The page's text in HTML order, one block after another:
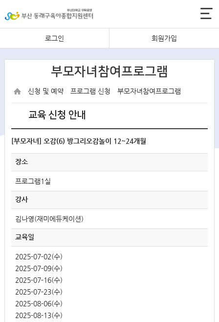
로그인 회원가입
부모자녀참여프로그램
신청 및 예약 프로그램 신청 부모자녀참여프로그램
교육 신청 안내
[부모자녀] 오감(6) 방그리오감놀이 12~24개월
장소
프로그램1실
강사
김나영(재미에듀케이션)
교육일
2025-07-02(수)
2025-07-09(수)
2025-07-16(수)
2025-07-23(수)
2025-08-06(수)
2025-08-13(수)